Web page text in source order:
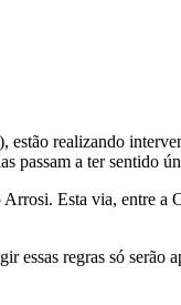
realizando
passam a ter sentido
Esta via, entre
essas regras só serão